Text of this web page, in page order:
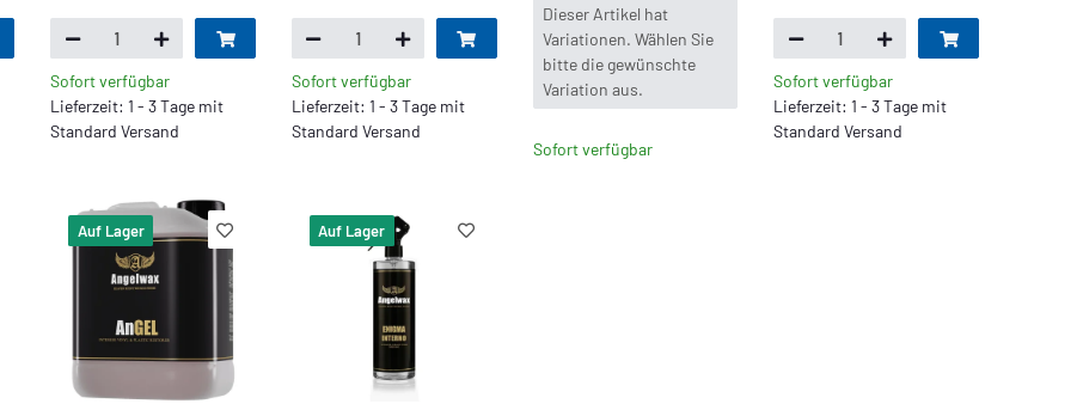
Sofort verfügbar
Lieferzeit: 1 - 3 Tage mit
Standard Versand
Sofort verfügbar
Lieferzeit: 1 - 3 Tage mit
Standard Versand
x
Dieser Artikel hat
Variationen. Wählen Sie
bitte die gewünschte
Variation aus.
Sofort verfügbar
Sofort verfügbar
Lieferzeit: 1 - 3 Tage mit
Standard Versand
Auf Lager Auf Lager